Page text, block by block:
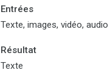
Entrées
Texte, images, vidéo, audio
Résultat
Texte